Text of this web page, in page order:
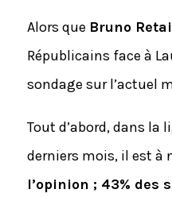
Alors que Bruno
Républicains face à
sondage sur l’actuel
Tout d’abord, dans la
derniers mois, il est à
l’opinion ; 43% des